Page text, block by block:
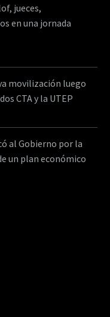
jueces,
en una jornada
movilización luego
CTA y la UTEP
al Gobierno por la
un plan económico